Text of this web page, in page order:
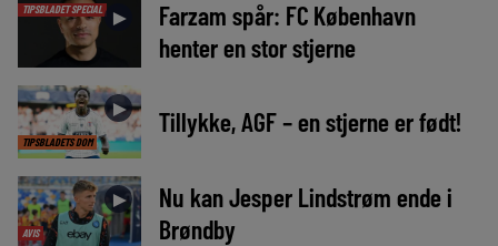
TIPSBLADET SPECIAL ►
Farzam spår: FC København
henter en stor stjerne
TIPSBLADETS DOM
► Tillykke, AGF – en stjerne er født!
AVIS
►
Nu kan Jesper Lindstrøm ende i
Brøndby